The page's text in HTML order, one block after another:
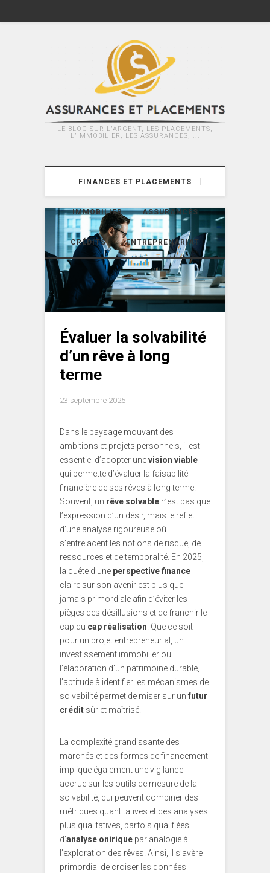
LE BLOG SUR L'ARGENT, LES PLACEMENTS,
L'IMMOBILIER, LES ASSURANCES, ...
FINANCES ET PLACEMENTS
IMMOBILIER ASSURANCES
CRÉDITS ENTREPRENARIAT
Évaluer la solvabilité
d’un rêve à long
terme
23 septembre 2025
Dans le paysage mouvant des
ambitions et projets personnels, il est
essentiel d’adopter unevision viable
qui permette d’évaluer la faisabilité
financière de ses rêves à long terme.
Souvent, un rêve solvable n’est pas que
l’expression d’un désir, mais le reflet
d’une analyse rigoureuse où
s’entrelacent les notions de risque, de
ressources et de temporalité. En 2025,
la quête d’une perspective finance
claire sur son avenir est plus que
jamais primordiale afin d’éviter les
pièges des désillusions et de franchir le
cap du cap réalisation. Que ce soit
pour un projet entrepreneurial, un
investissement immobilier ou
l’élaboration d’un patrimoine durable,
l’aptitude à identifier les mécanismes de
solvabilité permet de miser sur un futur
crédit sûr et maîtrisé.
La complexité grandissante des
marchés et des formes de financement
implique également une vigilance
accrue sur les outils de mesure de la
solvabilité, qui peuvent combiner des
métriques quantitatives et des analyses
plus qualitatives, parfois qualifiées
d’analyse onirique par analogie à
l’exploration des rêves. Ainsi, il s’avère
primordial de croiser les données